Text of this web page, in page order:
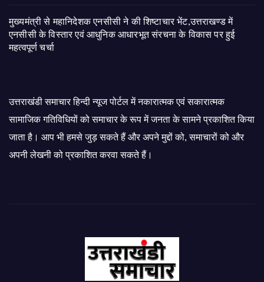
मुख्यमंत्री से महानिदेशक एनसीसी ने की शिष्टाचार भेंट,उत्तराखण्ड में
एनसीसी के विस्तार एवं आधुनिक आधारभूत संरचना के विकास पर हुई
महत्वपूर्ण चर्चा
उत्तराखंडी समाचार हिन्दी न्यूज पोर्टल में नकारात्मक एवं सकारात्मक
सामाजिक गतिविधियों को समाचार के रूप में जनता के सामने प्रकाशित किया
जाता है। आप भी हमसे जुड़ सकते हैं और अपने मुद्दों को, समाचारों को और
अपनी लेखनी को प्रकाशित करवा सकते हैं।